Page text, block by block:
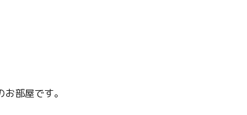
部屋です。